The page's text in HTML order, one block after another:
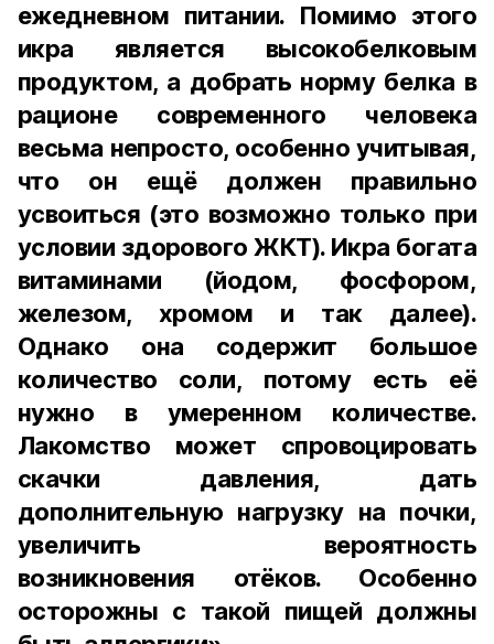
ежедневном питании. Помимо этого
икра является высокобелковым
продуктом, а добрать норму белка в
рационе современного человека
весьма непросто, особенно учитывая,
что он ещё должен правильно
усвоиться (это возможно только при
условии здорового ЖКТ). Икра богата
витаминами (йодом, фосфором,
железом, хромом и так далее).
Однако она содержит большое
количество соли, потому есть её
нужно в умеренном количестве.
Лакомство может спровоцировать
скачки давления, дать
дополнительную нагрузку на почки,
увеличить вероятность
возникновения отёков. Особенно
осторожны с такой пищей должны